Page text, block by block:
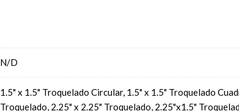
N/D
1.5" x 1.5" Troquelado Circular, 1.5" x 1.5" Troquelado
Troquelado, 2.25" x 2.25" Troquelado, 2.25"x1.5"